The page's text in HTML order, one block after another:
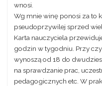
wnosi.
Wg mnie winę ponosi za to
pseudoprzywilej sprzed
Karta nauczyciela
godzin w tygodniu. Przy
wynoszą od 18 do
na sprawdzanie prac,
pedagogicznych etc. W